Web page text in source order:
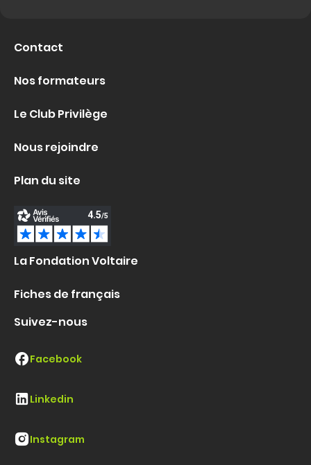
Contact
Nos formateurs
Le Club Privilège
Nous rejoindre
Plan du site
La Fondation Voltaire
Fiches de français
Suivez-nous
Facebook
Linkedin
Instagram